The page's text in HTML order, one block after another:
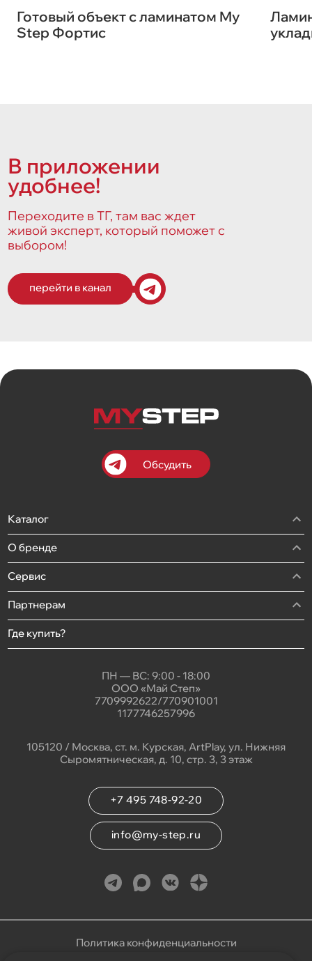
Готовый объект с ламинатом My
Step Фортис
В приложении
удобнее!
Переходите в ТГ, там вас ждет
живой эксперт, который поможет с
выбором!
перейти в канал
Обсудить
Каталог
О бренде
Сервис
Партнерам
Где купить?
ПН — ВС: 9:00 - 18:00
ООО «Май Степ»
7709992622/770901001
1177746257996
105120 / Москва, ст. м. Курская, ArtPlay, ул. Нижняя
Сыромятническая, д. 10, стр. 3, 3 этаж
+7 495 748-92-20
info@my-step.ru
Политика конфиденциальности